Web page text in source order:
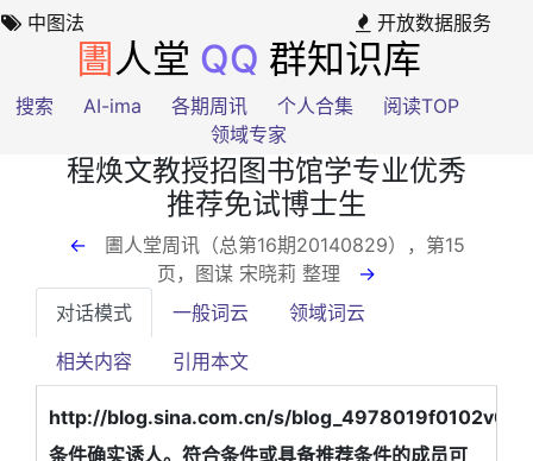
中图法 开放数据服务
圕 人堂 QQ 群知识库
搜索 AI-ima 各期周讯 个人合集
阅读TOP
领域专家
程焕文教授招图书馆学专业优秀
推荐免试博士生
←
圕人堂周讯（总第16期20140829），第15
页 ，图谋 宋晓莉 整理 →
对话模式
一般词云 领域词云
相关内容 引用本文
http://blog.sina.com.cn/s/
条件确实诱人。符合条件或具备推荐条件的成员可